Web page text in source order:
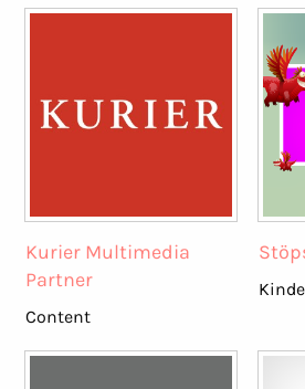
Kurier Multimedia
Partner
Content